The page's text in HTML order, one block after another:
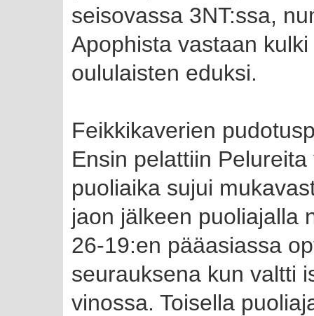
seisovassa 3NT:ssa,
Apophista vastaan
oululaisten eduksi.
Feikkikaverien
Ensin pelattiin
puoliaika sujui
jaon jälkeen puoliajalla
26-19:en pääasiassa
seurauksena kun valtti
vinossa. Toisella